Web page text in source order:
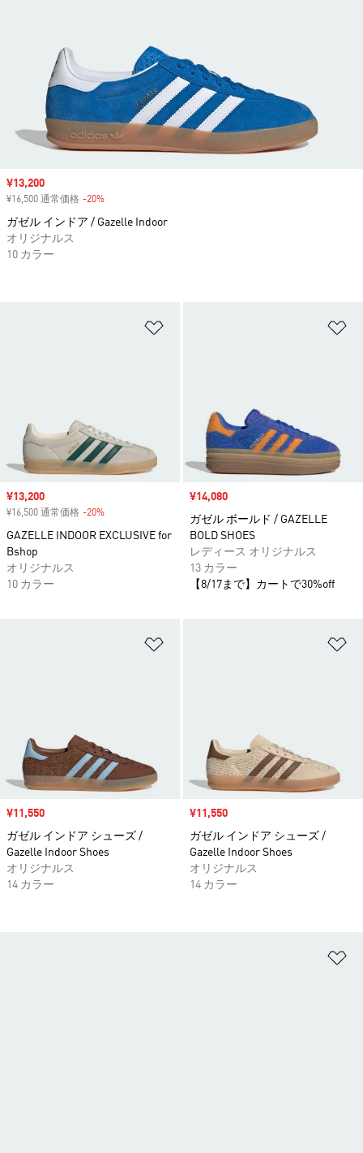
セール価格
¥13,200
¥16,500 通常価格 -20%
GAZELLE INDOOR EXCLUSIVE for
Bshop
オリジナルス
10 カラー
セール価格
¥14,080
ガゼル ボールド / GAZELLE
BOLD SHOES
レディース オリジナルス
13 カラー
【8/17まで】カートで30%off
セール価格
¥11,550
ガゼル インドア シューズ /
Gazelle Indoor Shoes
オリジナルス
14 カラー
セール価格
¥11,550
ガゼル インドア シューズ /
Gazelle Indoor Shoes
オリジナルス
14 カラー
セール価格
¥13,200
¥16,500 通常価格 -20%
ガゼル インドア / Gazelle Indoor
オリジナルス
10 カラー